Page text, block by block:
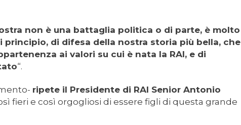
non è una battaglia politica o di parte, è molto
principio, di difesa della nostra storia più bella, che
ai valori su cui è nata la RAI, e di
“.
ripete il Presidente di RAI Senior Antonio
fieri e così orgogliosi di essere figli di questa grande